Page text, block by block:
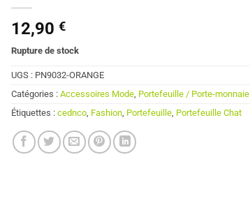
12,90€
Rupture de stock
UGS : PN9032-ORANGE
Catégories :Accessoires Mode Portefeuille / Porte-monnaie
Étiquettes :cednco Fashion Portefeuille Portefeuille Chat